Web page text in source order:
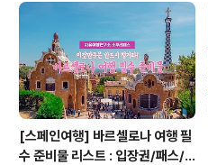
A
[스페인여행] 바르셀로나 여행 필
수 준비물 리스트 : 입장권/패스/